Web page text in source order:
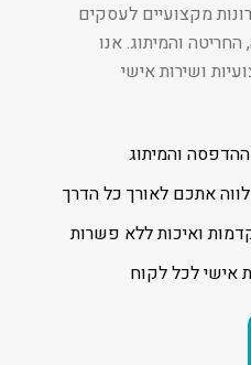
מקצועיים לעסקים
והמיתוג. אנו
ושירות אישי
והמיתוג
אתכם לאורך כל הדרך
ואיכות ללא פשרות
אישי לכל לקוח